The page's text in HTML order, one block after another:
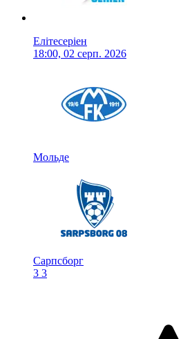
Елітесеріен
18:00, 02 серп. 2026
Мольде
Сарпсборг
3 3